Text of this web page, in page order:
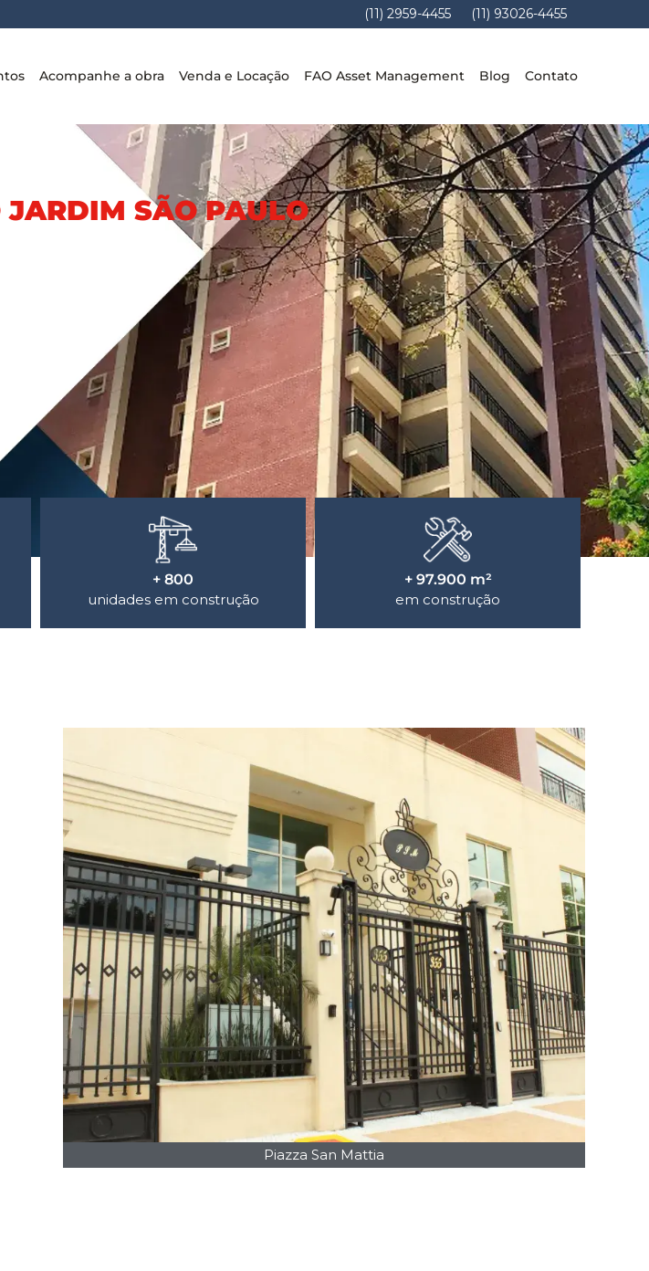
(11) 2959-4455 (11) 93026-4455
Acompanhe a obra Venda e Locação FAO Asset Management Blog Contato
SÃO PAULO
+ 800
unidades em construção
+ 97.900 m²
em construção
Piazza San Mattia